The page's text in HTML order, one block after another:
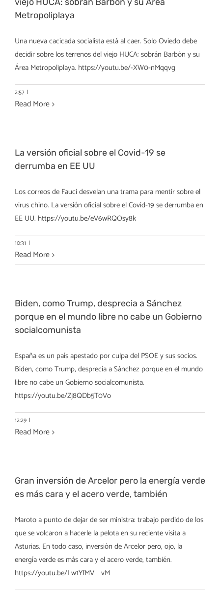
Metropoliplaya
Una nueva cacicada socialista está al caer. Solo Oviedo debe
decidir sobre los terrenos del viejo HUCA: sobrán Barbón y su
Área Metropoliplaya. https://youtu.be/-XW0-nMqqvg
2:57 |
Read More
La versión oficial sobre el Covid-19 se
derrumba en EE UU
Los correos de Fauci desvelan una trama para mentir sobre el
virus chino. La versión oficial sobre el Covid-19 se derrumba en
EE UU. https://youtu.be/eV6wRQOsy8k
10:31 |
Read More
Biden, como Trump, desprecia a Sánchez
porque en el mundo libre no cabe un Gobierno
socialcomunista
España es un país apestado por culpa del PSOE y sus socios.
Biden, como Trump, desprecia a Sánchez porque en el mundo
libre no cabe un Gobierno socialcomunista.
https://youtu.be/Zj8QDb5T0Vo
12:29 |
Read More
Gran inversión de Arcelor pero la energía verde
es más cara y el acero verde, también
Maroto a punto de dejar de ser ministra: trabajo perdido de los
que se volcaron a hacerle la pelota en su reciente visita a
Asturias. En todo caso, inversión de Arcelor pero, ojo, la
energía verde es más cara y el acero verde, también.
https://youtu.be/Lw1YfMV__vM